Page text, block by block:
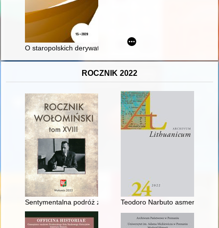
O staropolskich derywatach z sufiksem -ota
ROCZNIK 2022
Sentymentalna podróż z legendą wołomińskiej oświaty
Teodoro Narbuto asmeninės